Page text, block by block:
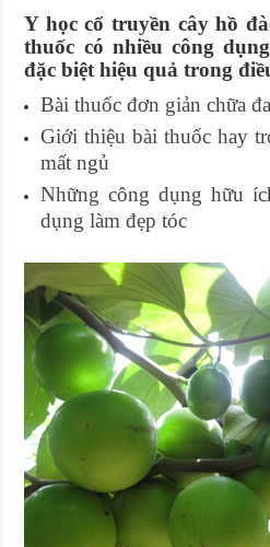
Y học cổ truyền cây hồ
thuốc có nhiều công
đặc biệt hiệu quả trong
Bài thuốc đơn giản chữa
Giới thiệu bài thuốc hay
mất ngủ
Những công dụng hữu
dụng làm đẹp tóc